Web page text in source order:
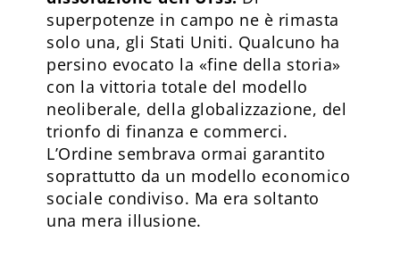
superpotenze in campo ne è rimasta
solo una, gli Stati Uniti. Qualcuno ha
persino evocato la «fine della storia»
con la vittoria totale del modello
neoliberale, della globalizzazione, del
trionfo di finanza e commerci.
L’Ordine sembrava ormai garantito
soprattutto da un modello economico
sociale condiviso. Ma era soltanto
una mera illusione.